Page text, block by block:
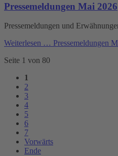
Pressemeldungen Mai 2026
Pressemeldungen und
Weiterlesen … Pressemeldungen
Seite 1 von 80
1
2
3
4
5
6
7
Vorwärts
Ende